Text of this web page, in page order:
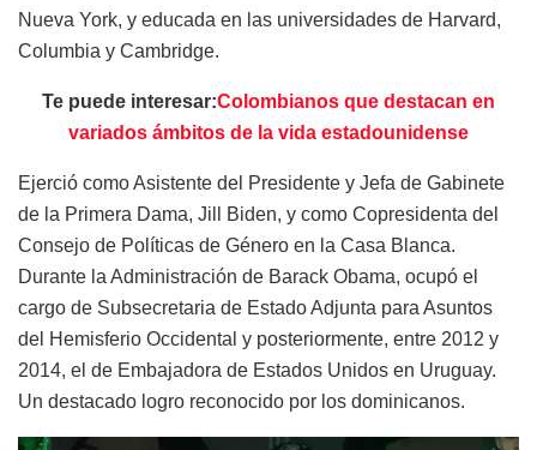
Nueva York, y educada en las universidades de Harvard,
Columbia y Cambridge.
Te puede interesar:Colombianos que destacan en
variados ámbitos de la vida estadounidense
Ejerció como Asistente del Presidente y Jefa de Gabinete
de la Primera Dama, Jill Biden, y como Copresidenta del
Consejo de Políticas de Género en la Casa Blanca.
Durante la Administración de Barack Obama, ocupó el
cargo de Subsecretaria de Estado Adjunta para Asuntos
del Hemisferio Occidental y posteriormente, entre 2012 y
2014, el de Embajadora de Estados Unidos en Uruguay.
Un destacado logro reconocido por los dominicanos.